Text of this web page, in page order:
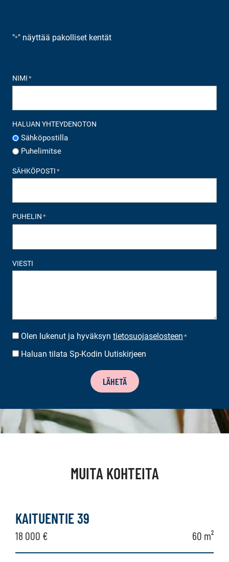
"*" näyttää pakolliset kentät
NIMI *
HALUAN YHTEYDENOTON
Sähköpostilla
Puhelimitse
SÄHKÖPOSTI *
PUHELIN *
VIESTI
SUOSTUMUS*
Olen lukenut ja hyväksyn tietosuojaselosteen *
UUTISKIRJEEN
Haluan tilata Sp-Kodin Uutiskirjeen
LÄHETÄ
MUITA KOHTEITA
KAITUENTIE 39
18 000 € 60 m²